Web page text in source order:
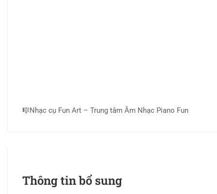
🎼Nhạc cụ Fun Art – Trung tâm Âm Nhạc Piano Fun
Thông tin bổ sung